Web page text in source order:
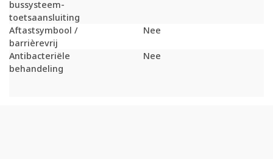
bussysteem-
toetsaansluiting
Aftastsymbool /
barrièrevrij
Nee
Antibacteriële
behandeling
Nee